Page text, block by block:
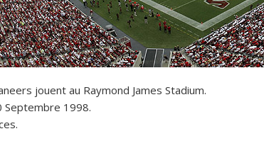
jouent au Raymond James Stadium.
Septembre 1998.